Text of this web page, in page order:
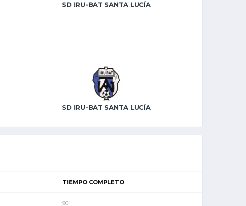
SD IRU-BAT SANTA LUCÍA
SD IRU-BAT SANTA LUCÍA
TIEMPO COMPLETO
90'